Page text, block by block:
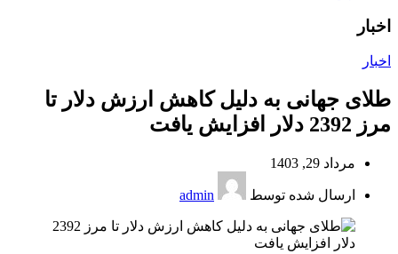
اخبار
اخبار
طلای جهانی به دلیل کاهش ارزش دلار تا
مرز 2392 دلار افزایش یافت
مرداد 29, 1403
ارسال شده توسط admin